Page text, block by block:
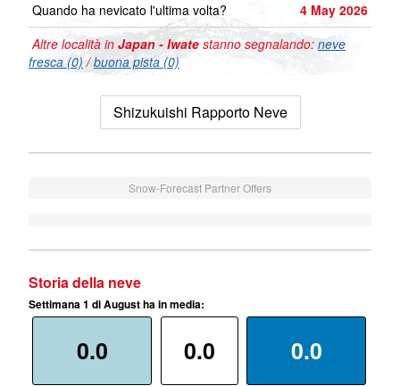
Quando ha nevicato l'ultima volta?
4 May 2026
Altre località in Japan - Iwate stanno segnalando: neve
fresca (0)/buona pista (0)
Shizukuishi Rapporto Neve
Snow-Forecast Partner Offers
Storia della neve
Settimana 1 di August ha in media:
0.0 0.0 0.0